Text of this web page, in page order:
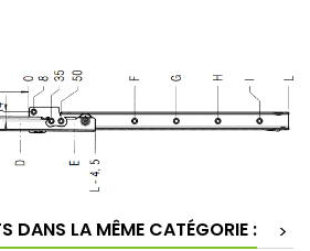
DANS LA MÊME CATÉGORIE :
>